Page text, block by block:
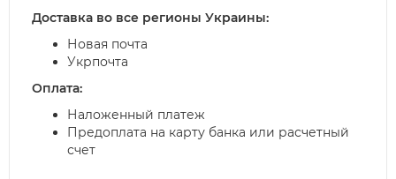
Доставка во все регионы Украины:
Новая почта
Укрпочта
Оплата:
Наложенный платеж
Предоплата на карту банка или расчетный
счет